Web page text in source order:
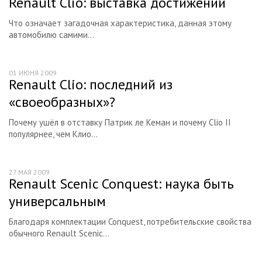
Что означает загадочная характеристика, данная этому
автомобилю самими...
Renault Clio: последний из
«своеобразных»?
Почему ушёл в отставку Патрик ле Кеман и почему Clio II
популярнее, чем Клио...
01 ИЮНЯ 2009
Renault Scenic Conquest: наука быть
универсальным
Благодаря комплектации Conquest, потребительские свойства
обычного Renault Scenic...
27 МАЯ 2009